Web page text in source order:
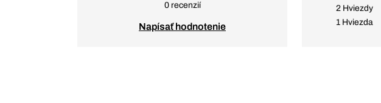
0 recenzií
Napísať hodnotenie
2 Hviezdy
1 Hviezda